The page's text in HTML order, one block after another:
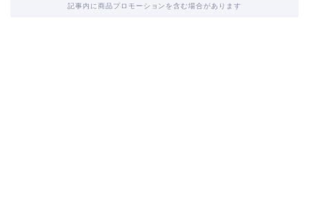
記事内に商品プロモーションを含む場合があります